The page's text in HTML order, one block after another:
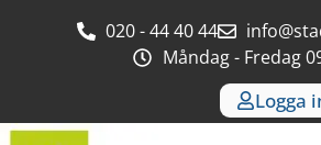
020 - 44 40 44
Måndag - Fredag
Logga